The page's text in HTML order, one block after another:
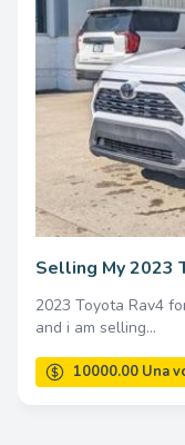
19.00 in
Selling My 2023
2023 Toyota Rav4
and i am selling...